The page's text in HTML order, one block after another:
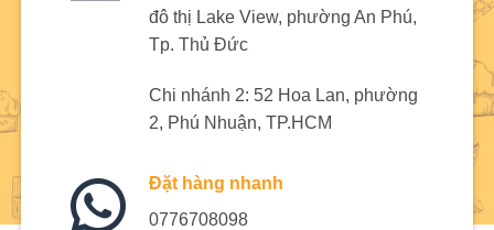
đô thị Lake View, phường An Phú,
Tp. Thủ Đức
Chi nhánh 2: 52 Hoa Lan, phường
2, Phú Nhuận, TP.HCM
Đặt hàng nhanh
0776708098